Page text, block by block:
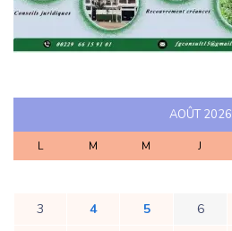
AOÛT 2026
L M M J
3
4 5 6